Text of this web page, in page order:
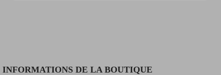
INFORMATIONS DE LA BOUTIQUE